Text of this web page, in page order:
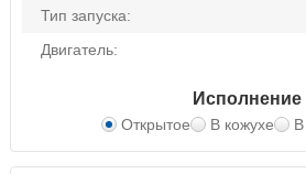
Тип запуска:
Двигатель:
Исполнение
Открытое В кожухе В